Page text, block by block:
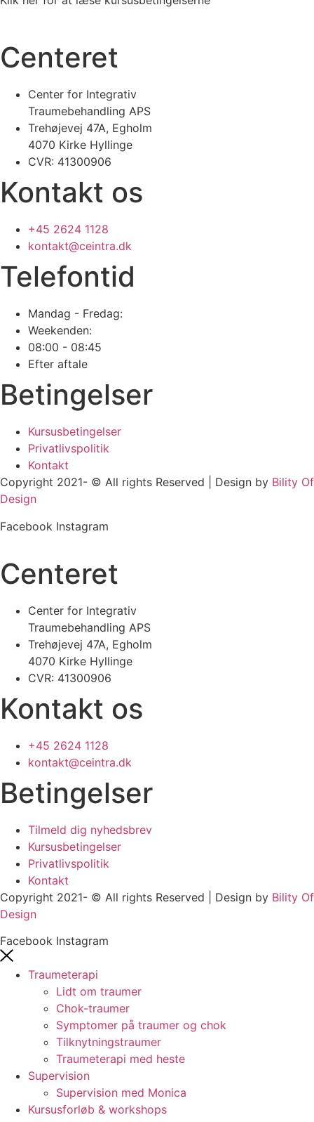
Centeret
Center for Integrativ
Traumebehandling APS
Trehøjevej 47A, Egholm
4070 Kirke Hyllinge
CVR: 41300906
Kontakt os
+45 2624 1128
kontakt@ceintra.dk
Telefontid
Mandag - Fredag:
Weekenden:
08:00 - 08:45
Efter aftale
Betingelser
Kursusbetingelser
Privatlivspolitik
Kontakt
Copyright 2021- © All rights Reserved | Design by Bility Of
Design
Facebook Instagram
Centeret
Center for Integrativ
Traumebehandling APS
Trehøjevej 47A, Egholm
4070 Kirke Hyllinge
CVR: 41300906
Kontakt os
+45 2624 1128
kontakt@ceintra.dk
Betingelser
Tilmeld dig nyhedsbrev
Kursusbetingelser
Privatlivspolitik
Kontakt
Copyright 2021- © All rights Reserved | Design by Bility Of
Design
Facebook Instagram
Traumeterapi
Lidt om traumer
Chok-traumer
Symptomer på traumer og chok
Tilknytningstraumer
Traumeterapi med heste
Supervision
Supervision med Monica
Kursusforløb & workshops